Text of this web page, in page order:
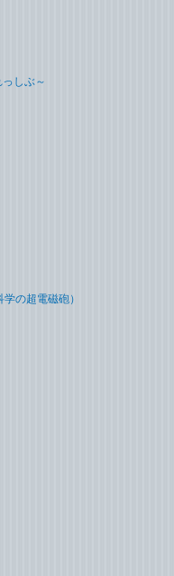
しぶ～
の超電磁砲）